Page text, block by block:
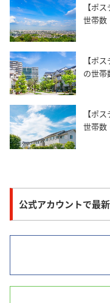
【ポ
世帯数
【ポ
の世帯
【ポ
世帯数
公式アカウントで最